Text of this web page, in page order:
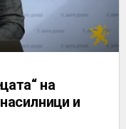
на
и